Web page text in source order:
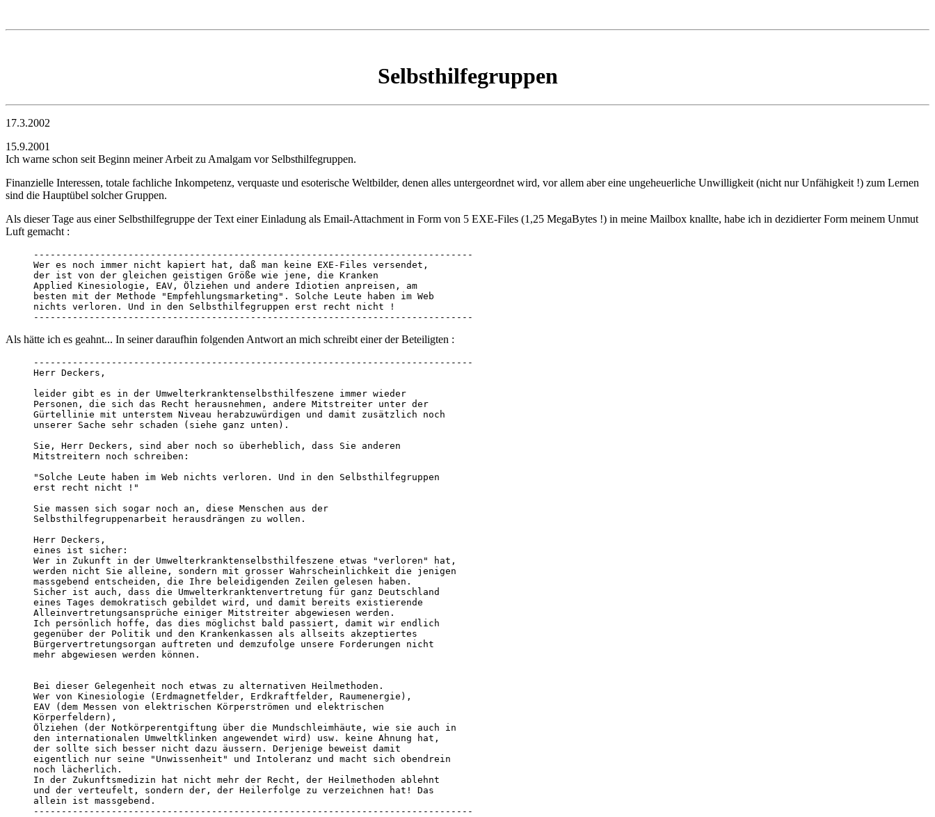
Selbsthilfegruppen
17.3.2002
15.9.2001
Ich warne schon seit Beginn meiner Arbeit zu Amalgam vor Selbsthilfegruppen.
Finanzielle Interessen, totale fachliche Inkompetenz, verquaste und esoterische Weltbilder, denen alles untergeordnet wird, vor allem aber eine ungeheuerliche Unwilligkeit (nicht nur Unfähigkeit !) zum Lernen
sind die Hauptübel solcher Gruppen.
Als dieser Tage aus einer Selbsthilfegruppe der Text einer Einladung als Email-Attachment in Form von 5 EXE-Files (1,25 MegaBytes !) in meine Mailbox knallte, habe ich in dezidierter Form meinem Unmut
Luft gemacht :
-------------------------------------------------------------------------------
Wer es noch immer nicht kapiert hat, daß man keine EXE-Files versendet,
der ist von der gleichen geistigen Größe wie jene, die Kranken
Applied Kinesiologie, EAV, Ölziehen und andere Idiotien anpreisen, am
besten mit der Methode "Empfehlungsmarketing". Solche Leute haben im Web
nichts verloren. Und in den Selbsthilfegruppen erst recht nicht !
-------------------------------------------------------------------------------
Als hätte ich es geahnt... In seiner daraufhin folgenden Antwort an mich schreibt einer der Beteiligten :
-------------------------------------------------------------------------------
Herr Deckers,
leider gibt es in der Umwelterkranktenselbsthilfeszene immer wieder
Personen, die sich das Recht herausnehmen, andere Mitstreiter unter der
Gürtellinie mit unterstem Niveau herabzuwürdigen und damit zusätzlich noch
unserer Sache sehr schaden (siehe ganz unten).
Sie, Herr Deckers, sind aber noch so überheblich, dass Sie anderen
Mitstreitern noch schreiben:
"Solche Leute haben im Web nichts verloren. Und in den Selbsthilfegruppen
erst recht nicht !"
Sie massen sich sogar noch an, diese Menschen aus der
Selbsthilfegruppenarbeit herausdrängen zu wollen.
Herr Deckers,
eines ist sicher:
Wer in Zukunft in der Umwelterkranktenselbsthilfeszene etwas "verloren" hat,
werden nicht Sie alleine, sondern mit grosser Wahrscheinlichkeit die jenigen
massgebend entscheiden, die Ihre beleidigenden Zeilen gelesen haben.
Sicher ist auch, dass die Umwelterkranktenvertretung für ganz Deutschland
eines Tages demokratisch gebildet wird, und damit bereits existierende
Alleinvertretungsansprüche einiger Mitstreiter abgewiesen werden.
Ich persönlich hoffe, das dies möglichst bald passiert, damit wir endlich
gegenüber der Politik und den Krankenkassen als allseits akzeptiertes
Bürgervertretungsorgan auftreten und demzufolge unsere Forderungen nicht
mehr abgewiesen werden können.
Bei dieser Gelegenheit noch etwas zu alternativen Heilmethoden.
Wer von Kinesiologie (Erdmagnetfelder, Erdkraftfelder, Raumenergie),
EAV (dem Messen von elektrischen Körperströmen und elektrischen
Körperfeldern),
Ölziehen (der Notkörperentgiftung über die Mundschleimhäute, wie sie auch in
den internationalen Umweltklinken angewendet wird) usw. keine Ahnung hat,
der sollte sich besser nicht dazu äussern. Derjenige beweist damit
eigentlich nur seine "Unwissenheit" und Intoleranz und macht sich obendrein
noch lächerlich.
In der Zukunftsmedizin hat nicht mehr der Recht, der Heilmethoden ablehnt
und der verteufelt, sondern der, der Heilerfolge zu verzeichnen hat! Das
allein ist massgebend.
-------------------------------------------------------------------------------